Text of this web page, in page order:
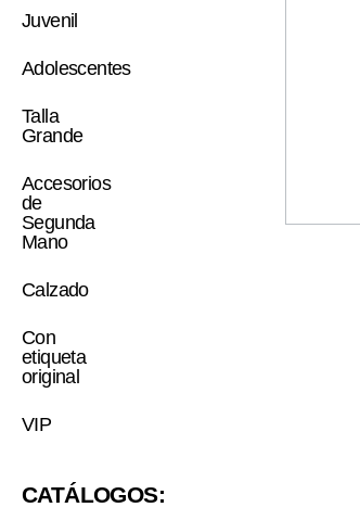
Juvenil
Adolescentes
Talla
Grande
Accesorios
de
Segunda
Mano
Calzado
Con
etiqueta
original
VIP
CATÁLOGOS: